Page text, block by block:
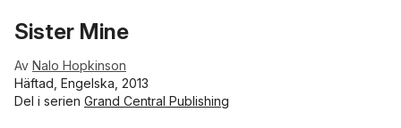
Sister Mine
Av Nalo Hopkinson
Häftad, Engelska, 2013
Del i serien Grand Central Publishing